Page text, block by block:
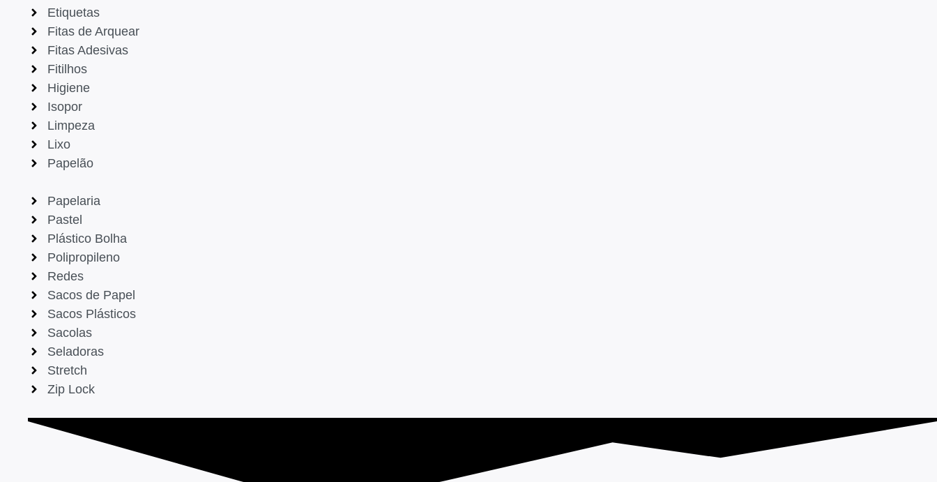
Etiquetas
Fitas de Arquear
Fitas Adesivas
Fitilhos
Higiene
Isopor
Limpeza
Lixo
Papelão
Papelaria
Pastel
Plástico Bolha
Polipropileno
Redes
Sacos de Papel
Sacos Plásticos
Sacolas
Seladoras
Stretch
Zip Lock